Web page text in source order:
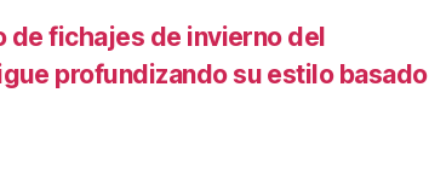
de fichajes de invierno del
profundizando su estilo basado